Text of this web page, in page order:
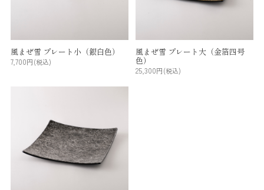
風まぜ雪 プレート小（銀白色）
7,700円(税込)
風まぜ雪 プレート大（金箔四号
色）
25,300円(税込)